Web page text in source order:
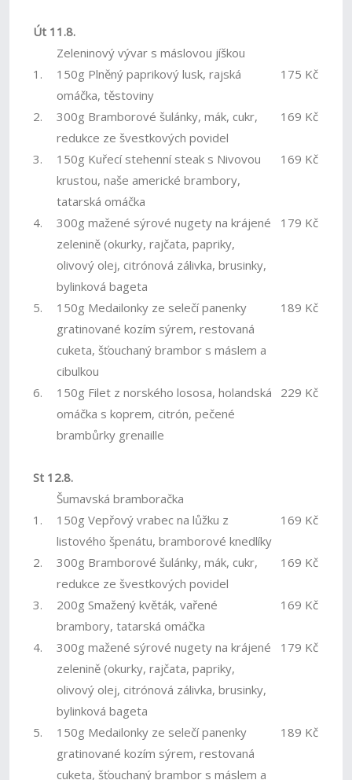
Út 11.8.
Zeleninový vývar s máslovou jíškou
1.
150g Plněný paprikový lusk, rajská
omáčka, těstoviny
175 Kč
2.
300g Bramborové šulánky, mák, cukr,
redukce ze švestkových povidel
169 Kč
3.
150g Kuřecí stehenní steak s Nivovou
krustou, naše americké brambory,
tatarská omáčka
169 Kč
4.
300g mažené sýrové nugety na krájené
zelenině (okurky, rajčata, papriky,
olivový olej, citrónová zálivka, brusinky,
bylinková bageta
179 Kč
5.
150g Medailonky ze selečí panenky
gratinované kozím sýrem, restovaná
cuketa, šťouchaný brambor s máslem a
cibulkou
189 Kč
6.
150g Filet z norského lososa, holandská
omáčka s koprem, citrón, pečené
brambůrky grenaille
229 Kč
St 12.8.
Šumavská bramboračka
1.
150g Vepřový vrabec na lůžku z
listového špenátu, bramborové knedlíky
169 Kč
2.
300g Bramborové šulánky, mák, cukr,
redukce ze švestkových povidel
169 Kč
3.
200g Smažený květák, vařené
brambory, tatarská omáčka
169 Kč
4.
300g mažené sýrové nugety na krájené
zelenině (okurky, rajčata, papriky,
olivový olej, citrónová zálivka, brusinky,
bylinková bageta
179 Kč
5.
150g Medailonky ze selečí panenky
gratinované kozím sýrem, restovaná
cuketa, šťouchaný brambor s máslem a
189 Kč